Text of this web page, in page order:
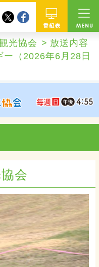
番組
twitterfacebook
光協会
放送内容
ー（2026年6月28日
会